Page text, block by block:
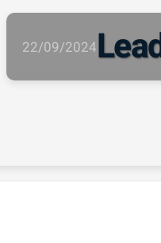
22/09/2024